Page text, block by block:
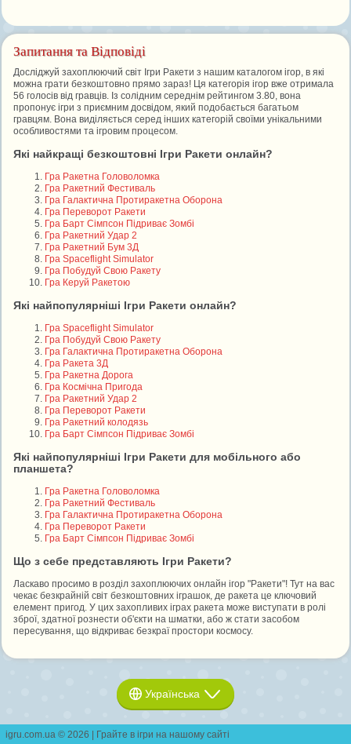
Запитання та Відповіді
Досліджуй захоплюючий світ Ігри Ракети з нашим каталогом ігор, в які
можна грати безкоштовно прямо зараз! Ця категорія ігор вже отримала
56 голосів від гравців. Із солідним середнім рейтингом 3.80, вона
пропонує ігри з приємним досвідом, який подобається багатьом
гравцям. Вона виділяється серед інших категорій своїми унікальними
особливостями та ігровим процесом.
Які найкращі безкоштовні Ігри Ракети онлайн?
Гра Ракетна Головоломка
Гра Ракетний Фестиваль
Гра Галактична Протиракетна Оборона
Гра Переворот Ракети
Гра Барт Сімпсон Підриває Зомбі
Гра Ракетний Удар 2
Гра Ракетний Бум 3Д
Гра Spaceflight Simulator
Гра Побудуй Свою Ракету
Гра Керуй Ракетою
Які найпопулярніші Ігри Ракети онлайн?
Гра Spaceflight Simulator
Гра Побудуй Свою Ракету
Гра Галактична Протиракетна Оборона
Гра Ракета 3Д
Гра Ракетна Дорога
Гра Космічна Пригода
Гра Ракетний Удар 2
Гра Переворот Ракети
Гра Ракетний колодязь
Гра Барт Сімпсон Підриває Зомбі
Які найпопулярніші Ігри Ракети для мобільного або
планшета?
Гра Ракетна Головоломка
Гра Ракетний Фестиваль
Гра Галактична Протиракетна Оборона
Гра Переворот Ракети
Гра Барт Сімпсон Підриває Зомбі
Що з себе представляють Ігри Ракети?
Ласкаво просимо в розділ захоплюючих онлайн ігор "Ракети"! Тут на вас
чекає безкрайній світ безкоштовних іграшок, де ракета це ключовий
елемент пригод. У цих захопливих іграх ракета може виступати в ролі
зброї, здатної рознести об'єкти на шматки, або ж стати засобом
пересування, що відкриває безкраї простори космосу.
Українська
igru.com.ua © 2026 | Грайте в ігри на нашому сайті